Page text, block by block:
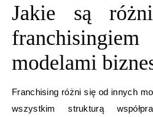
Jakie są
modelami
Franchising różni się od innych
wszystkim strukturą